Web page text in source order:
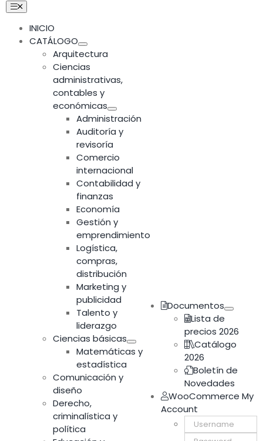
Skip
content
Toggle
Navigation
INICIO
CATÁLOGO
Arquitectura
Ciencias
administrativas,
contables y
económicas
Administración
Auditoría y
revisoría
Comercio
internacional
Contabilidad y
finanzas
Economía
Gestión y
emprendimiento
Logística,
compras,
distribución
Marketing y
publicidad
Talento y
liderazgo
Ciencias básicas
Matemáticas y
estadística
Comunicación y
diseño
Derecho,
criminalística y
política
Documentos
Lista de
precios 2026
Catálogo
2026
Boletín de
Novedades
WooCommerce My
Account
Username:
Password: